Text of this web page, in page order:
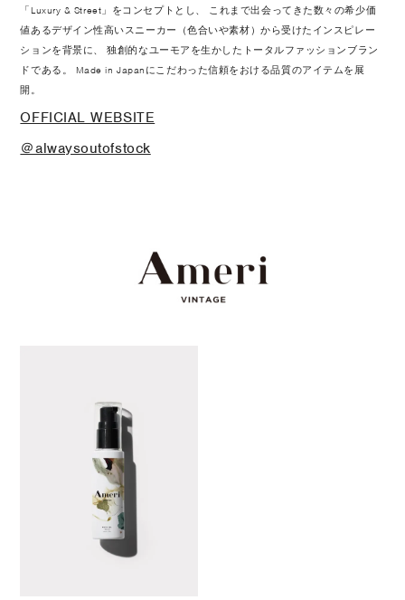
「Luxury & Street」をコンセプトとし、 これまで出会ってきた数々の希少価
値あるデザイン性高いスニーカー（色合いや素材）から受けたインスピレー
ションを背景に、 独創的なユーモアを生かしたトータルファッションブラン
ドである。 Made in Japanにこだわった信頼をおける品質のアイテムを展
開。
OFFICIAL WEBSITE
＠alwaysoutofstock